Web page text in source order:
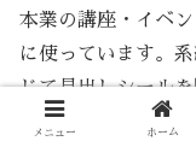
本業の講座・イベ
に使っています。
じて見出しシール
整理効率が上がり
メニュー ホーム